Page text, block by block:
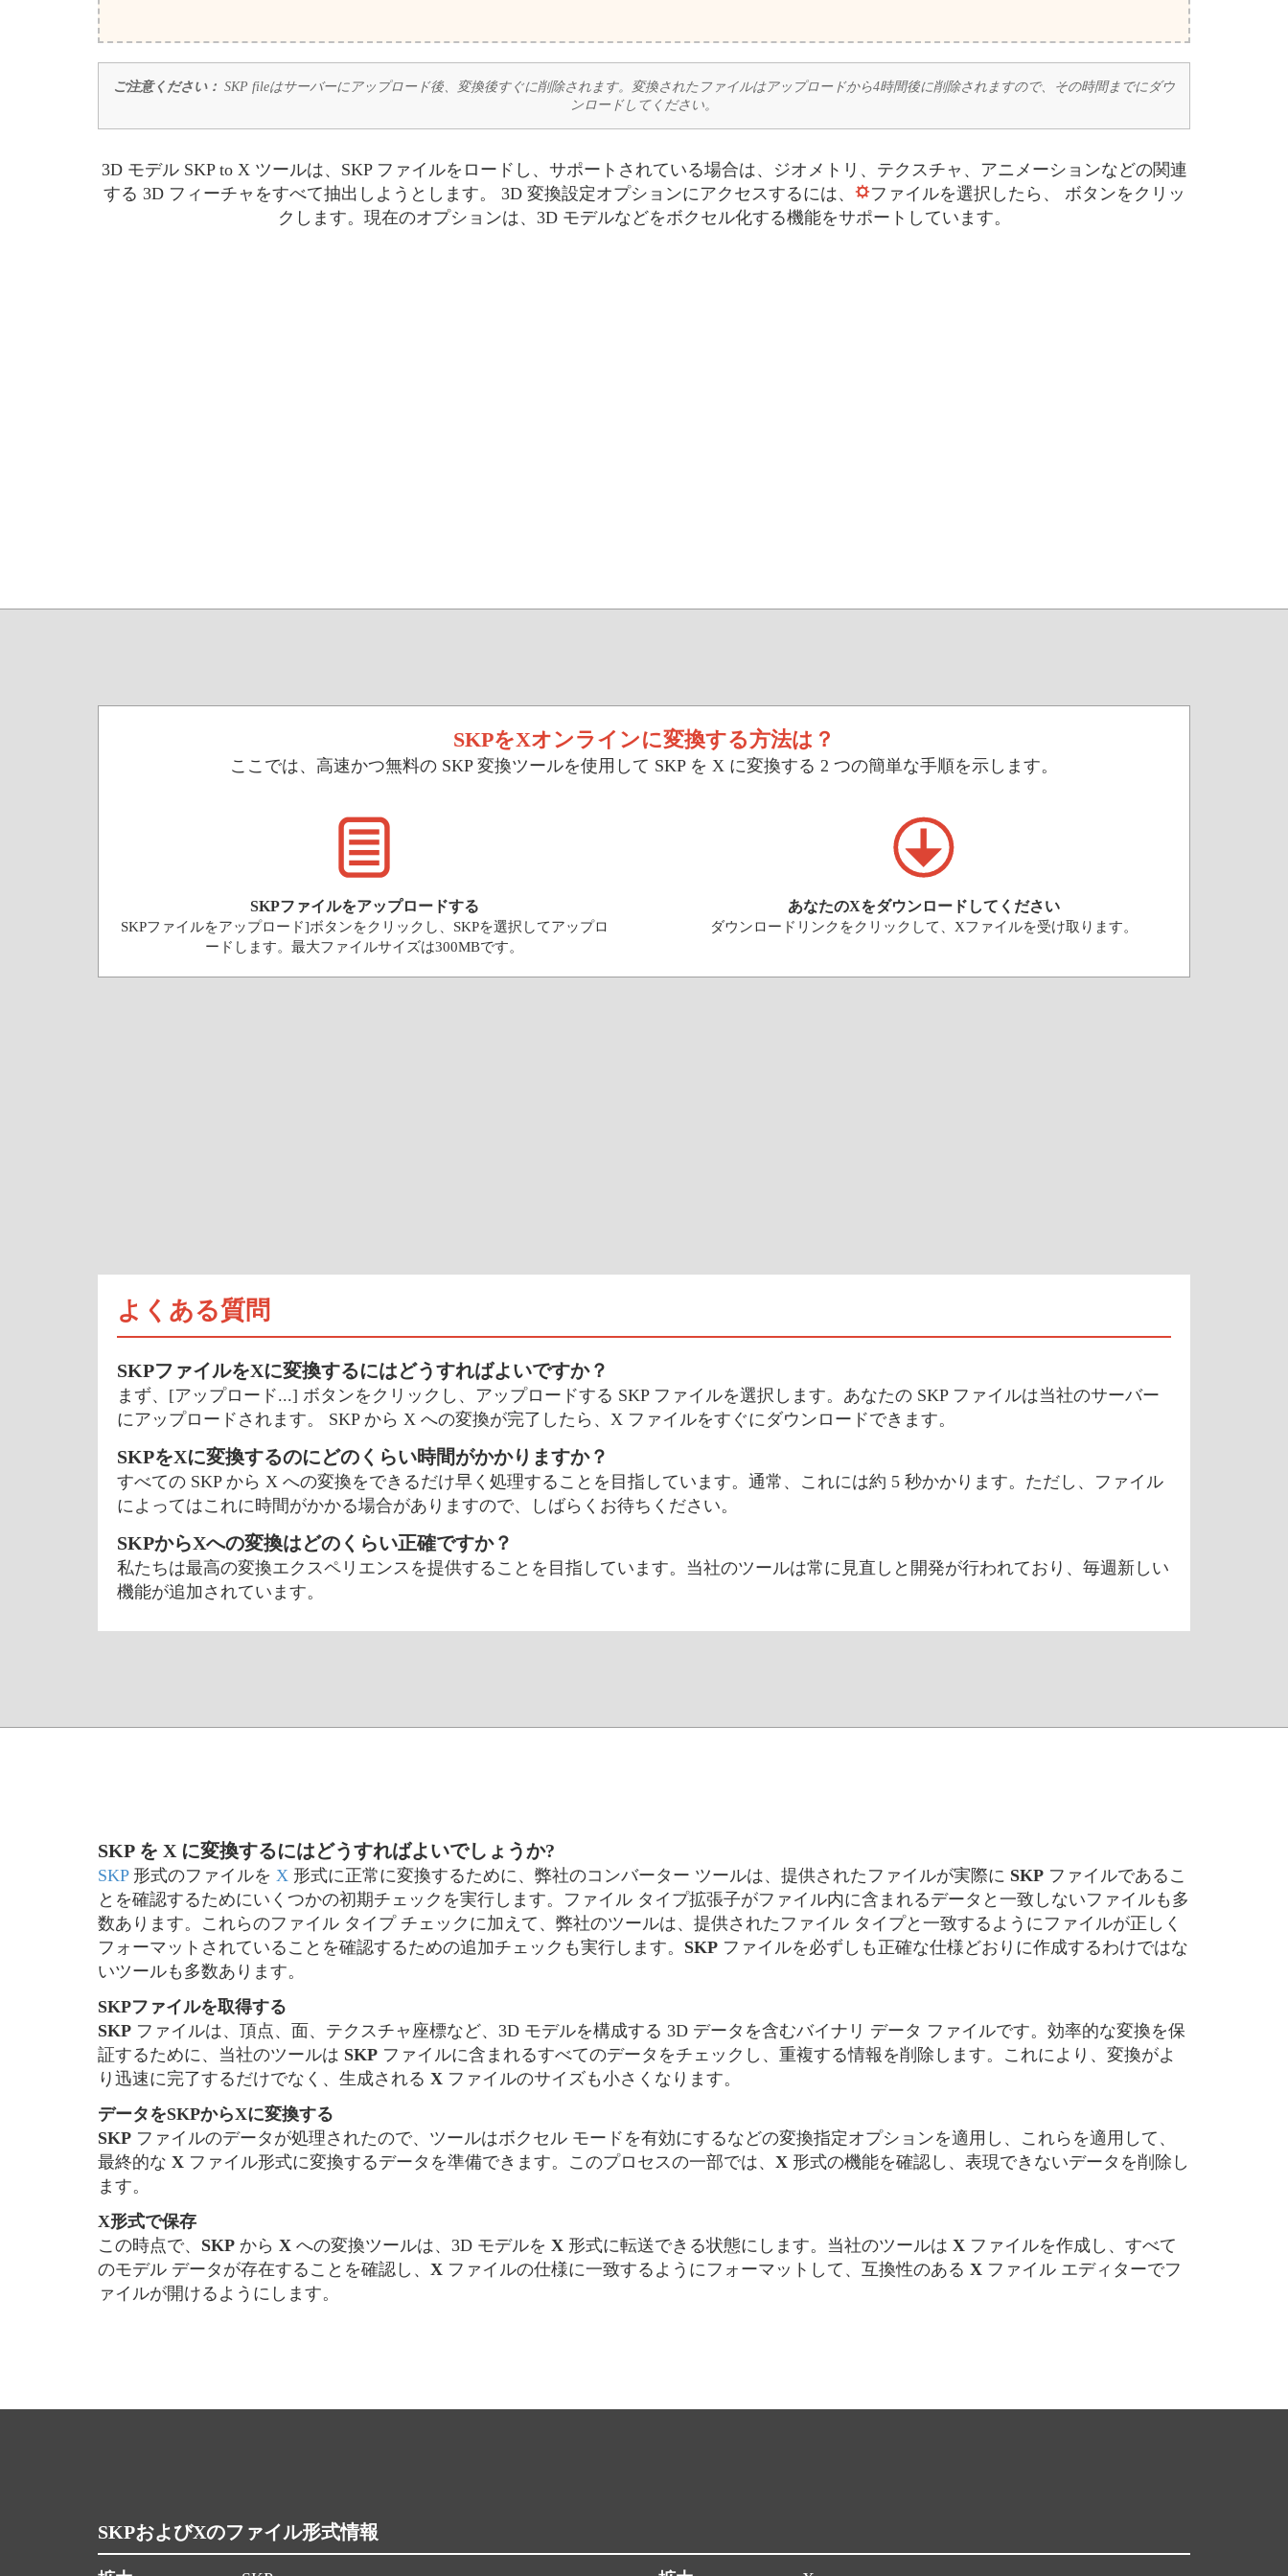
ご注意ください： SKP fileはサーバーにアップロード後、変換後すぐに削除されます。変換されたファイルはアップロードから4時間後に削除されますので、その時間までにダウ
ンロードしてください。
3D モデル SKP to X ツールは、SKP ファイルをロードし、サポートされている場合は、ジオメトリ、テクスチャ、アニメーションなどの関連
する 3D フィーチャをすべて抽出しようとします。 3D 変換設定オプションにアクセスするには、
ファイルを選択したら、 ボタンをクリッ
クします。現在のオプションは、3D モデルなどをボクセル化する機能をサポートしています。
SKPをXオンラインに変換する方法は？
ここでは、高速かつ無料の SKP 変換ツールを使用して SKP を X に変換する 2 つの簡単な手順を示します。
SKPファイルをアップロードする
SKPファイルをアップロード]ボタンをクリックし、SKPを選択してアップロ
ードします。最大ファイルサイズは300MBです。
あなたのXをダウンロードしてください
ダウンロードリンクをクリックして、Xファイルを受け取ります。
よくある質問
SKPファイルをXに変換するにはどうすればよいですか？
まず、[アップロード...] ボタンをクリックし、アップロードする SKP ファイルを選択します。あなたの SKP ファイルは当社のサーバー
にアップロードされます。 SKP から X への変換が完了したら、X ファイルをすぐにダウンロードできます。
SKPをXに変換するのにどのくらい時間がかかりますか？
すべての SKP から X への変換をできるだけ早く処理することを目指しています。通常、これには約 5 秒かかります。ただし、ファイル
によってはこれに時間がかかる場合がありますので、しばらくお待ちください。
SKPからXへの変換はどのくらい正確ですか？
私たちは最高の変換エクスペリエンスを提供することを目指しています。当社のツールは常に見直しと開発が行われており、毎週新しい
機能が追加されています。
SKP を X に変換するにはどうすればよいでしょうか?
SKP形式のファイルを X 形式に正常に変換するために、弊社のコンバーター ツールは、提供されたファイルが実際に SKP ファイルであるこ
とを確認するためにいくつかの初期チェックを実行します。ファイル タイプ拡張子がファイル内に含まれるデータと一致しないファイルも多
数あります。これらのファイル タイプ チェックに加えて、弊社のツールは、提供されたファイル タイプと一致するようにファイルが正しく
フォーマットされていることを確認するための追加チェックも実行します。 SKP ファイルを必ずしも正確な仕様どおりに作成するわけではな
いツールも多数あります。
SKPファイルを取得する
SKP ファイルは、頂点、面、テクスチャ座標など、3D モデルを構成する 3D データを含むバイナリ データ ファイルです。効率的な変換を保
証するために、当社のツールは SKP ファイルに含まれるすべてのデータをチェックし、重複する情報を削除します。これにより、変換がよ
り迅速に完了するだけでなく、生成される X ファイルのサイズも小さくなります。
データをSKPからXに変換する
SKP ファイルのデータが処理されたので、ツールはボクセル モードを有効にするなどの変換指定オプションを適用し、これらを適用して、
最終的な X ファイル形式に変換するデータを準備できます。このプロセスの一部では、 X 形式の機能を確認し、表現できないデータを削除し
ます。
X形式で保存
この時点で、 SKP から X への変換ツールは、3D モデルを X 形式に転送できる状態にします。当社のツールは X ファイルを作成し、すべて
のモデル データが存在することを確認し、 X ファイルの仕様に一致するようにフォーマットして、互換性のある X ファイル エディターでフ
ァイルが開けるようにします。
SKPおよびXのファイル形式情報